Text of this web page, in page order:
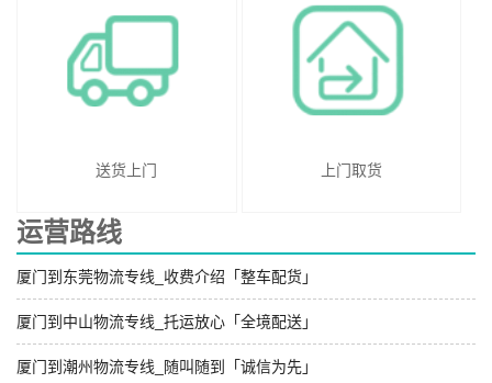
送货上门 上门取货
运营路线
厦门到东莞物流专线_收费介绍「整车配货」
厦门到中山物流专线_托运放心「全境配送」
厦门到潮州物流专线_随叫随到「诚信为先」